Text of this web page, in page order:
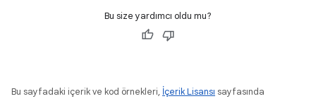
Bu size yardımcı oldu mu?
Bu sayfadaki içerik ve kod örnekleri, İçerik Lisansı sayfasında